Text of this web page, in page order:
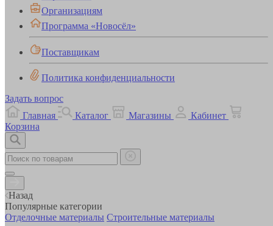
Организациям
Программа «Новосёл»
Поставщикам
Политика конфиденциальности
Задать вопрос
Главная
Каталог Магазины
Кабинет
Корзина
Назад
Популярные категории
Отделочные материалы Строительные материалы